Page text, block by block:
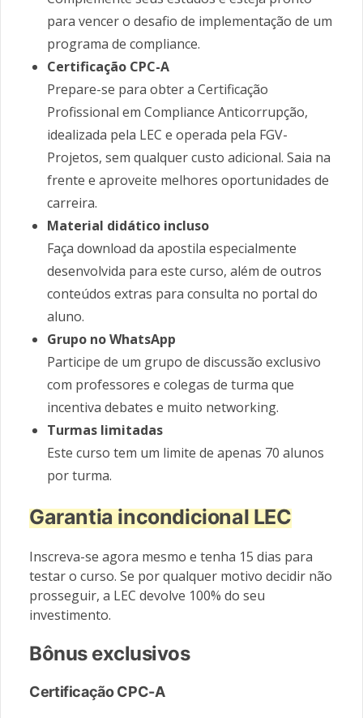
para vencer o desafio de implementação de um
programa de compliance.
Certificação CPC-A
Prepare-se para obter a Certificação
Profissional em Compliance Anticorrupção,
idealizada pela LEC e operada pela FGV-
Projetos, sem qualquer custo adicional. Saia na
frente e aproveite melhores oportunidades de
carreira.
Material didático incluso
Faça download da apostila especialmente
desenvolvida para este curso, além de outros
conteúdos extras para consulta no portal do
aluno.
Grupo no WhatsApp
Participe de um grupo de discussão exclusivo
com professores e colegas de turma que
incentiva debates e muito networking.
Turmas limitadas
Este curso tem um limite de apenas 70 alunos
por turma.
Garantia incondicional LEC
Inscreva-se agora mesmo e tenha 15 dias para
testar o curso. Se por qualquer motivo decidir não
prosseguir, a LEC devolve 100% do seu
investimento.
Bônus exclusivos
Certificação CPC-A